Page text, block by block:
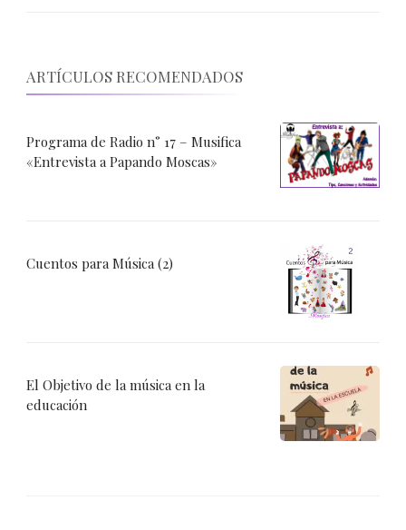
ARTÍCULOS RECOMENDADOS
Programa de Radio n° 17 – Musifica
«Entrevista a Papando Moscas»
Cuentos para Música (2)
El Objetivo de la música en la
educación